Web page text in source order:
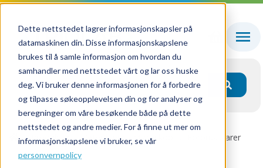
Dette nettstedet lagrer informasjonskapsler på
datamaskinen din. Disse informasjonskapslene
brukes til å samle informasjon om hvordan du
samhandler med nettstedet vårt og lar oss huske
deg. Vi bruker denne informasjonen for å forbedre
og tilpasse søkeopplevelsen din og for analyser og
beregninger om våre besøkende både på dette
nettstedet og andre medier. For å finne ut mer om
informasjonskapslene vi bruker, se vår
personvernpolicy
Produkter Veterinær Mikroskopi
Forbruksvarer
Zoetis Vetscan Imagyst Fecal Giardia Kit